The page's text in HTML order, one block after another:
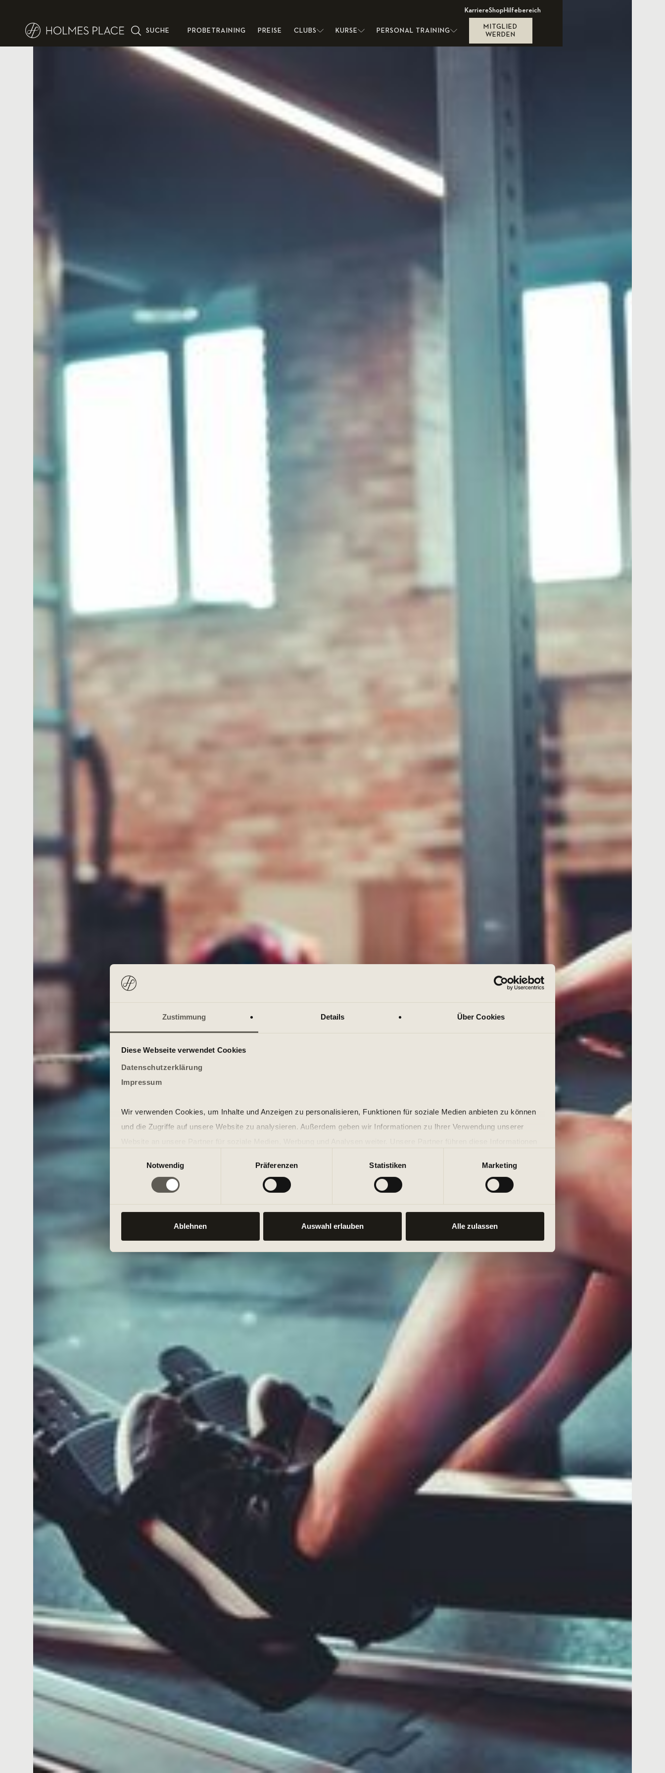
Zustimmung Details Über Cookies
Diese Webseite verwendet Cookies
Datenschutzerklärung
Impressum
Wir verwenden Cookies, um Inhalte und Anzeigen zu personalisieren, Funktionen für soziale Medien anbieten zu können
und die Zugriffe auf unsere Website zu analysieren. Außerdem geben wir Informationen zu Ihrer Verwendung unserer
der Dienste gesammelt haben.
Notwendig
Präferenzen Statistiken Marketing
Ablehnen Auswahl erlauben Alle zulassen
KarriereShop Hilfebereich
SUCHE PROBETRAINING PREISE CLUBS KURSE PERSONAL TRAINING
MITGLIED
WERDEN